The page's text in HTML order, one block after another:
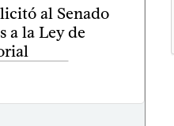
al Senado
a la Ley de